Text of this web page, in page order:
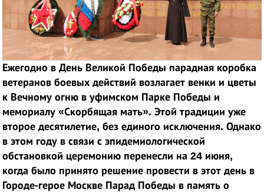
Ежегодно в День Великой Победы парадная коробка
ветеранов боевых действий возлагает венки и цветы
к Вечному огню в уфимском Парке Победы и
мемориалу «Скорбящая мать». Этой традиции уже
второе десятилетие, без единого исключения. Однако
в этом году в связи с эпидемиологической
обстановкой церемонию перенесли на 24 июня,
когда было принято решение провести в этот день в
Городе-герое Москве Парад Победы в память о